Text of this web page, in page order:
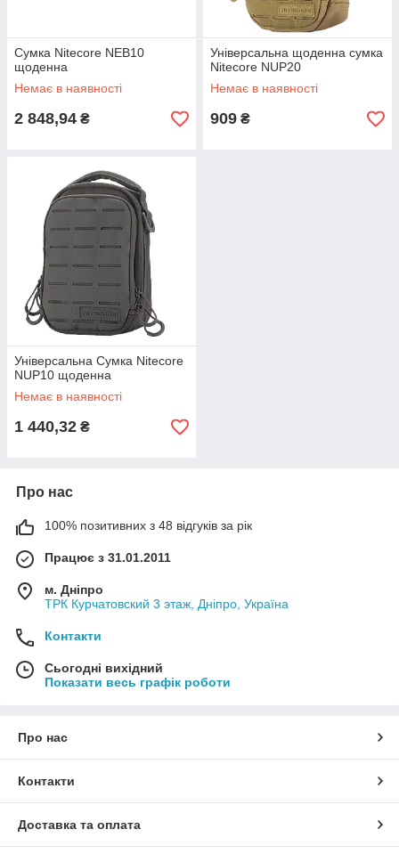
Сумка Nitecore NEB10
щоденна
Немає в наявності
2 848,94 ₴
Універсальна щоденна сумка
Nitecore NUP20
Немає в наявності
909 ₴
Універсальна Сумка Nitecore
NUP10 щоденна
Немає в наявності
1 440,32 ₴
Про нас
100% позитивних з 48 відгуків за рік
Працює з 31.01.2011
м. Дніпро
ТРК Курчатовский 3 этаж, Дніпро, Україна
Контакти
Сьогодні вихідний
Показати весь графік роботи
Про нас
Контакти
Доставка та оплата